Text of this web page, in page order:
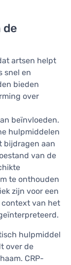
de
artsen helpt
snel en
bieden
over
beïnvloeden.
hulpmiddelen
bijdragen aan
van de
te onthouden
zijn voor een
context van het
hulpmiddel
over de
CRP-